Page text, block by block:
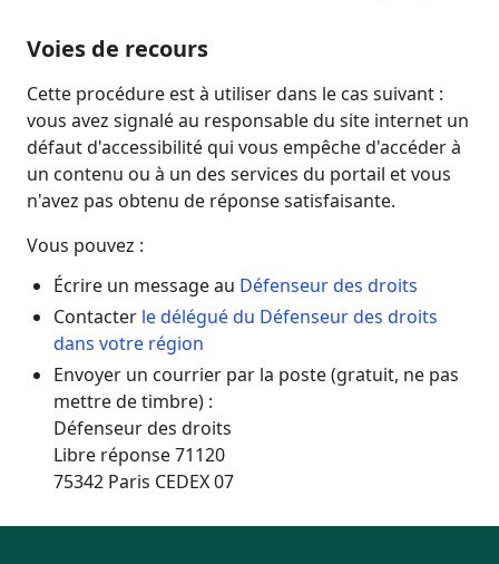
Voies de recours
Cette procédure est à utiliser dans le cas suivant :
vous avez signalé au responsable du site internet un
défaut d'accessibilité qui vous empêche d'accéder à
un contenu ou à un des services du portail et vous
n'avez pas obtenu de réponse satisfaisante.
Vous pouvez :
Écrire un message au Défenseur des droits
Contacter le délégué du Défenseur des droits
dans votre région
Envoyer un courrier par la poste (gratuit, ne pas
mettre de timbre) :
Défenseur des droits
Libre réponse 71120
75342 Paris CEDEX 07